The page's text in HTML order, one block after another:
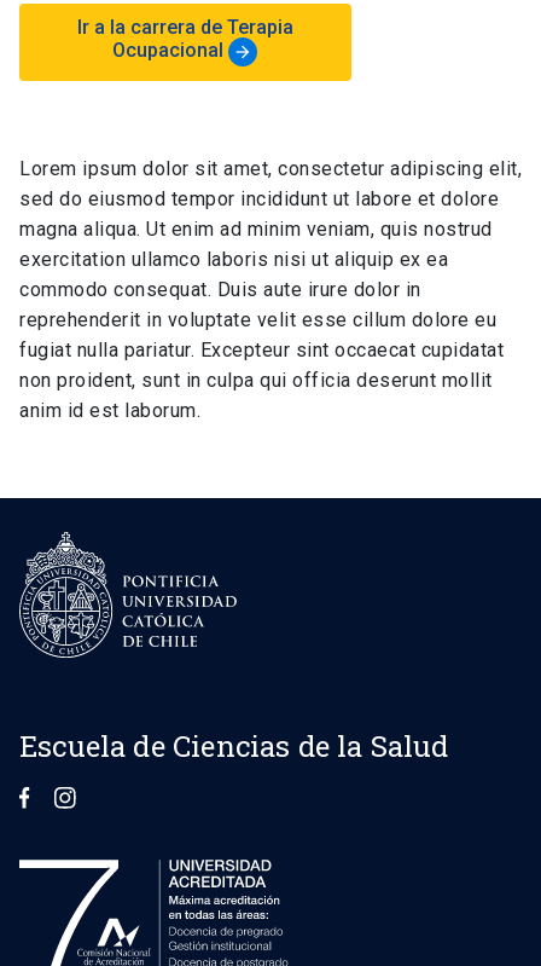
Ir a la carrera de Terapia
Ocupacional arrow_forward
Lorem ipsum dolor sit amet, consectetur adipiscing elit,
sed do eiusmod tempor incididunt ut labore et dolore
magna aliqua. Ut enim ad minim veniam, quis nostrud
exercitation ullamco laboris nisi ut aliquip ex ea
commodo consequat. Duis aute irure dolor in
reprehenderit in voluptate velit esse cillum dolore eu
fugiat nulla pariatur. Excepteur sint occaecat cupidatat
non proident, sunt in culpa qui officia deserunt mollit
anim id est laborum.
Escuela de Ciencias de la Salud